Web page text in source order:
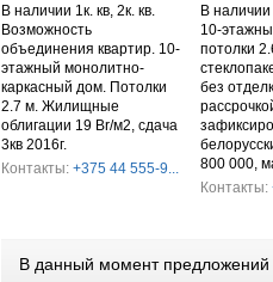
В наличии 1к. кв, 2к. кв.
Возможность
объединения квартир. 10-
этажный монолитно-
каркасный дом. Потолки
2.7 м. Жилищные
облигации 19 Br/м2, сдача
3кв 2016г.
Контакты: +375 44 555-9...
В наличии
10-
потолки
без
800 000,
Контакты:
В данный момент предложений